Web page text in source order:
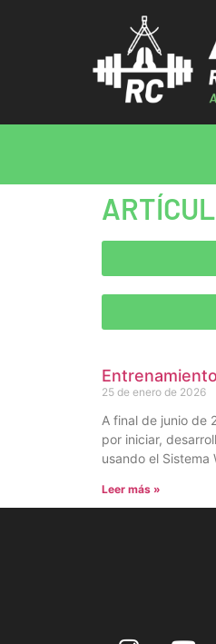
25 de enero de 2026
A final de junio de
por iniciar,
usando el Sistema
Leer más »